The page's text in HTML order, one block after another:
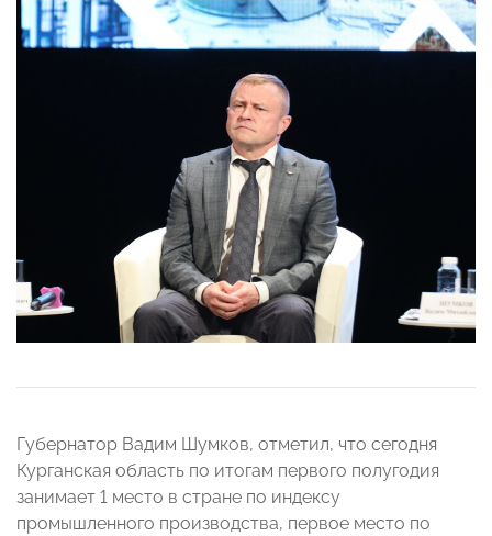
Губернатор Вадим Шумков, отметил, что сегодня
Курганская область по итогам первого полугодия
занимает 1 место в стране по индексу
промышленного производства, первое место по